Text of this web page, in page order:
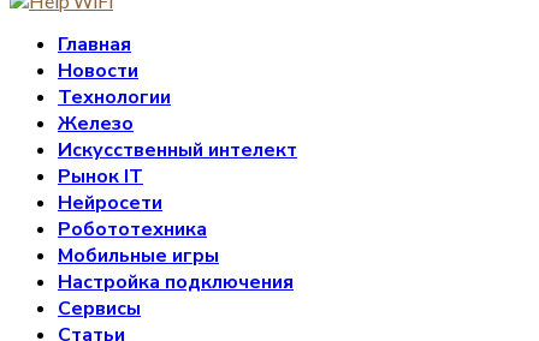
Главная
Новости
Технологии
Железо
Искусственный интелект
Рынок IT
Нейросети
Робототехника
Мобильные игры
Настройка подключения
Сервисы
Статьи